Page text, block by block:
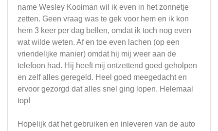
name Wesley Kooiman wil ik even in het zonnetje
zetten. Geen vraag was te gek voor hem en ik kon
hem 3 keer per dag bellen, omdat ik toch nog even
wat wilde weten. Af en toe even lachen (op een
vriendelijke manier) omdat hij mij weer aan de
telefoon had. Hij heeft mij ontzettend goed geholpen
en zelf alles geregeld. Heel goed meegedacht en
ervoor gezorgd dat alles snel ging lopen. Helemaal
top!
Hopelijk dat het gebruiken en inleveren van de auto